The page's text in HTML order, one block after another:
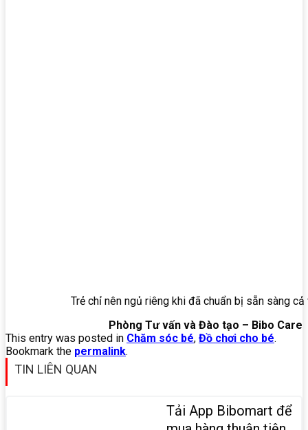
Trẻ chỉ nên ngủ riêng khi đã chuẩn bị sẵn sàng
Phòng Tư vấn và Đào tạo – Bibo Care
This entry was posted in Chăm sóc bé, Đồ chơi cho bé.
Bookmark the permalink.
TIN LIÊN QUAN
Tải App Bibomart để